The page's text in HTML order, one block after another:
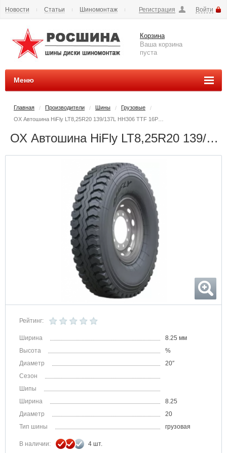
Регистрация Войти
Новости Статьи
Шиномонтаж
Вопросы и ответы
Контакты Наши реквизиты
Корзина
Ваша корзина
пуста
Меню
Главная / Производители / Шины / Грузовые
/
ОХ Автошина HiFly LT8,25R20 139/137L HH306 TTF 16PR (грузовая) - РОСШИНА.РФ шины и диски во Владимире купить
Рейтинг:
Ширина
8.25 мм
Высота
%
Диаметр
20″
Сезон
Шипы
Ширина
8.25
Диаметр
20
Тип шины
грузовая
В наличии: 4 шт.